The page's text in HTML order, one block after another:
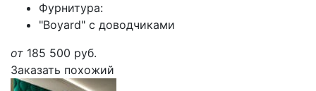
Фурнитура:
"Boyard" с доводчиками
от 185 500 руб.
Заказать похожий